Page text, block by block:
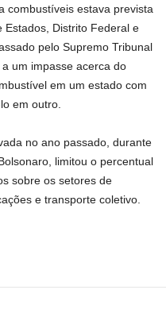
combustíveis estava prevista
Distrito Federal e
pelo Supremo Tribunal
um impasse acerca do
em um estado com
em outro.
no ano passado, durante
limitou o percentual
sobre os setores de
e transporte coletivo.